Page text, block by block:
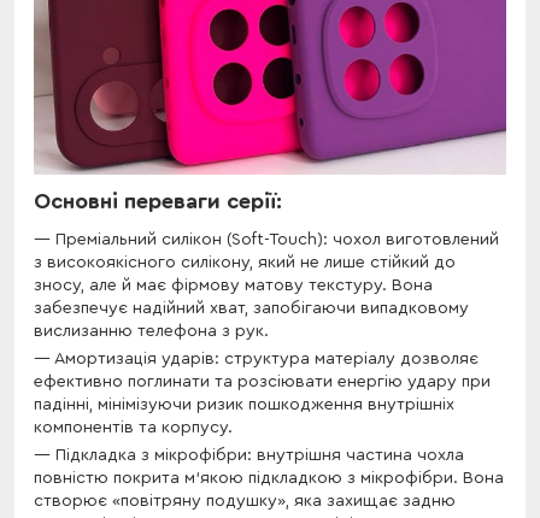
Основні переваги серії:
Преміальний силікон (Soft-Touch): чохол виготовлений
з високоякісного силікону, який не лише стійкий до
зносу, але й має фірмову матову текстуру. Вона
забезпечує надійний хват, запобігаючи випадковому
вислизанню телефона з рук.
Амортизація ударів: структура матеріалу дозволяє
ефективно поглинати та розсіювати енергію удару при
падінні, мінімізуючи ризик пошкодження внутрішніх
компонентів та корпусу.
Підкладка з мікрофібри: внутрішня частина чохла
повністю покрита м’якою підкладкою з мікрофібри. Вона
створює «повітряну подушку», яка захищає задню